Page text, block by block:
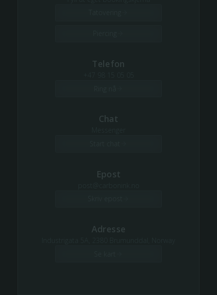
Telefon
Chat
Epost
Adresse